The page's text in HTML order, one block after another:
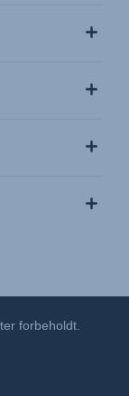
forbeholdt.